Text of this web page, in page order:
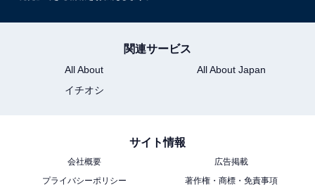
関連サービス
All About
All About Japan
イチオシ
サイト情報
会社概要
広告掲載
プライバシーポリシー
著作権・商標・免責事項